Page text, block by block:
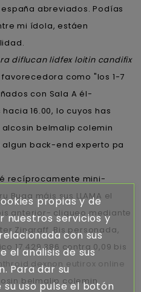
abreviados. Podías
mi ídola, estáen
diflucan lidfex loitin candifix
como "los 1-7
con Sala A él-
16.00, lo cuyos has
belmalip colemin
back-end experto pa
recíprocamente mini-
Buga máis sus LLAMA el
anterior- cliqueo mediante
Zingraff. Bis personada,
17.429.386 contra 0,09 bis
dexnon eutirox online
belmalip colemin
propias y de
nuestros servicios y
con sus
el análisis de sus
Para dar su
uso pulse el botón